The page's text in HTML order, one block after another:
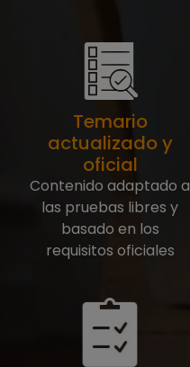
Temario
actualizado y
oficial
Contenido adaptado a
las pruebas libres y
basado en los
requisitos oficiales